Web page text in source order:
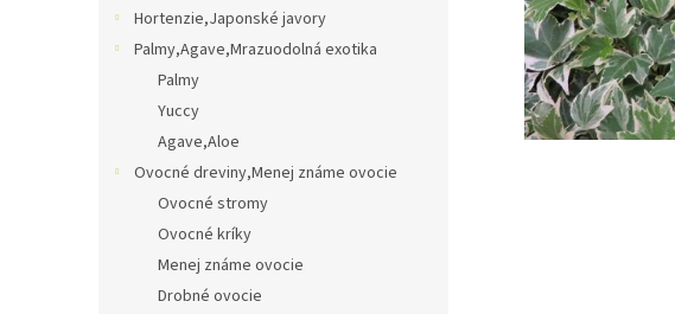
Hortenzie,Japonské javory
Palmy,Agave,Mrazuodolná exotika
Palmy
Yuccy
Agave,Aloe
Ovocné dreviny,Menej známe ovocie
Ovocné stromy
Ovocné kríky
Menej známe ovocie
Drobné ovocie